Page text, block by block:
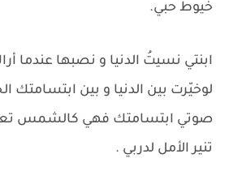
خيوط حبي.
ابنتي نسيتُ الدنيا و نصبها عندما
لوخيّرت بين الدنيا و بين ابتسامتك
صوتي ابتسامتك فهي كالشمس تعيد
تنير الأمل لدربي .